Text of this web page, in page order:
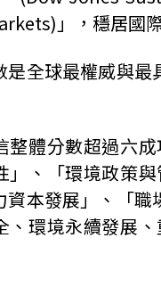
」，穩居國
是全球最權威與
整體分數超過六
」、「環境政策
資本發展」、「
、環境永續發展